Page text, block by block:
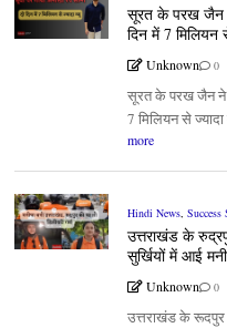
सूरत के परख जैन ने
दिन में 7 मिलियन
Unknown 0
सूरत के परख जैन ने
7 मिलियन से
more
Hindi News, Success
उत्तराखंड के
सुर्खियों में आई
Unknown 0
उत्तराखंड के रूदपुर